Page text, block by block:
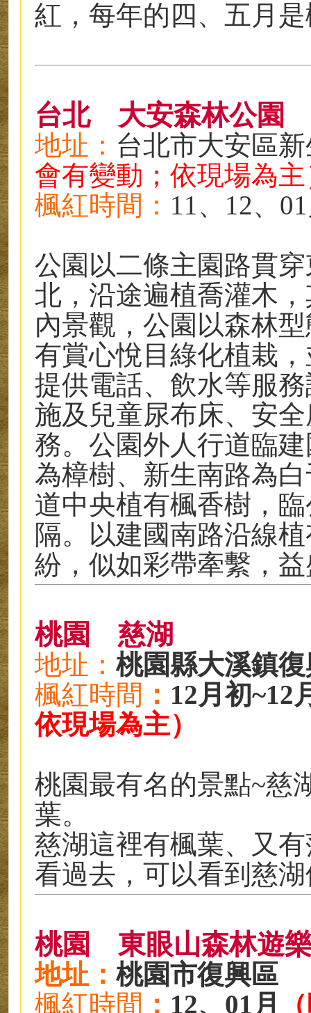
紅，每年的四、五月
台北 大安森林公園
地址 ： 台北市大安區
會有變動；依現場為
楓紅時間 ： 11、12、 0
公園以二條主園路貫
北，沿途遍植喬灌木
內景觀，公園以森林
有賞心悅目綠化植栽
提供電話、飲水等服
施及兒童尿布床、安
務。公園外人行道臨
為樟樹、新生南路為
道中央植有楓香樹，
隔。以建國南路沿線
紛，似如彩帶牽繫，
桃園 慈湖
地址： 桃園縣大溪鎮
楓紅時間 ： 12月初~12
依現場為主）
桃園最有名的景點~慈
葉。
慈湖這裡有楓葉、又
看過去，可以看到慈
桃園 東眼山森林遊
地址： 桃園市復興區
楓紅時間 ： 12、01月